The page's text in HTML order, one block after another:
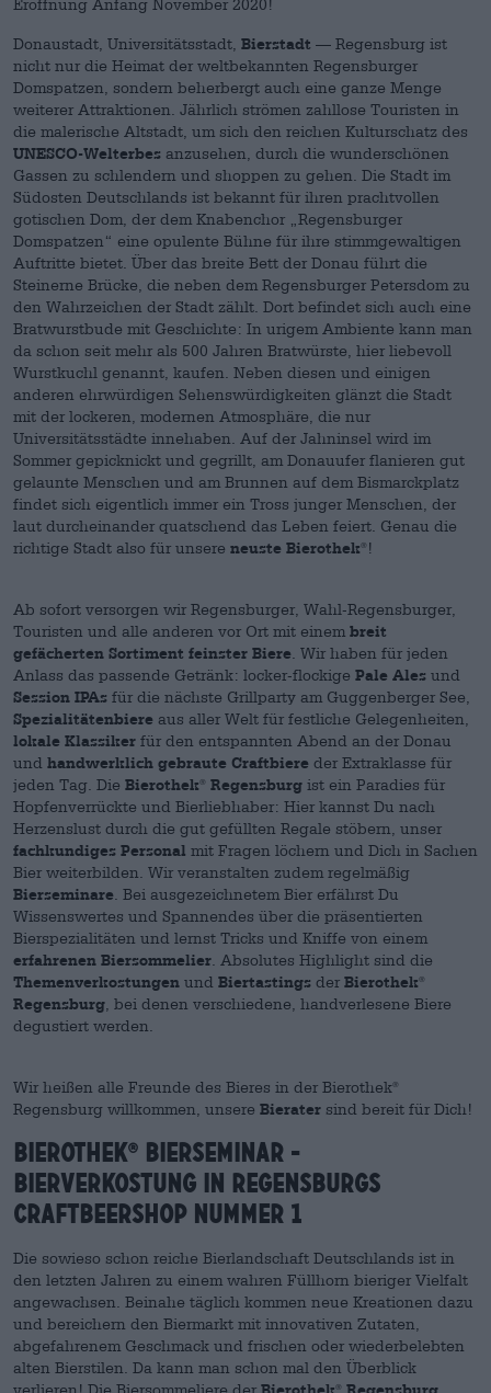
Eröffnung Anfang November 2020!
Donaustadt, Universitätsstadt, Bierstadt — Regensburg ist
nicht nur die Heimat der weltbekannten Regensburger
Domspatzen, sondern beherbergt auch eine ganze Menge
weiterer Attraktionen. Jährlich strömen zahllose Touristen in
die malerische Altstadt, um sich den reichen Kulturschatz des
UNESCO-Welterbes anzusehen, durch die wunderschönen
Gassen zu schlendern und shoppen zu gehen. Die Stadt im
Südosten Deutschlands ist bekannt für ihren prachtvollen
gotischen Dom, der dem Knabenchor „Regensburger
Domspatzen“ eine opulente Bühne für ihre stimmgewaltigen
Auftritte bietet. Über das breite Bett der Donau führt die
Steinerne Brücke, die neben dem Regensburger Petersdom zu
den Wahrzeichen der Stadt zählt. Dort befindet sich auch eine
Bratwurstbude mit Geschichte: In urigem Ambiente kann man
da schon seit mehr als 500 Jahren Bratwürste, hier liebevoll
Wurstkuchl genannt, kaufen. Neben diesen und einigen
anderen ehrwürdigen Sehenswürdigkeiten glänzt die Stadt
mit der lockeren, modernen Atmosphäre, die nur
Universitätsstädte innehaben. Auf der Jahninsel wird im
Sommer gepicknickt und gegrillt, am Donauufer flanieren gut
gelaunte Menschen und am Brunnen auf dem Bismarckplatz
findet sich eigentlich immer ein Tross junger Menschen, der
laut durcheinander quatschend das Leben feiert. Genau die
richtige Stadt also für unsere neuste Bierothek ® !
Ab sofort versorgen wir Regensburger, Wahl-Regensburger,
Touristen und alle anderen vor Ort mit einem breit
gefächerten Sortiment feinster Biere . Wir haben für jeden
Anlass das passende Getränk: locker-flockige Pale Ales und
Session IPAs für die nächste Grillparty am Guggenberger See,
Spezialitätenbiere aus aller Welt für festliche Gelegenheiten,
lokale Klassiker für den entspannten Abend an der Donau
und handwerklich gebraute Craftbiere der Extraklasse für
jeden Tag. Die Bierothek ® Regensburg ist ein Paradies für
Hopfenverrückte und Bierliebhaber: Hier kannst Du nach
Herzenslust durch die gut gefüllten Regale stöbern, unser
fachkundiges Personal mit Fragen löchern und Dich in Sachen
Bier weiterbilden. Wir veranstalten zudem regelmäßig
Bierseminare . Bei ausgezeichnetem Bier erfährst Du
Wissenswertes und Spannendes über die präsentierten
Bierspezialitäten und lernst Tricks und Kniffe von einem
erfahrenen Biersommelier . Absolutes Highlight sind die
Themenverkostungen und Biertastings der Bierothek ®
Regensburg , bei denen verschiedene, handverlesene Biere
degustiert werden.
Wir heißen alle Freunde des Bieres in der Bierothek®
Regensburg willkommen, unsere Bierater sind bereit für Dich!
BIEROTHEK®
BIERSEMINAR -
BIERVERKOSTUNG IN REGENSBURGS
CRAFTBEERSHOP NUMMER 1
Die sowieso schon reiche Bierlandschaft Deutschlands ist in
den letzten Jahren zu einem wahren Füllhorn bieriger Vielfalt
angewachsen. Beinahe täglich kommen neue Kreationen dazu
und bereichern den Biermarkt mit innovativen Zutaten,
abgefahrenem Geschmack und frischen oder wiederbelebten
alten Bierstilen. Da kann man schon mal den Überblick
verlieren! Die Biersommeliere der Bierothek ® Regensburg